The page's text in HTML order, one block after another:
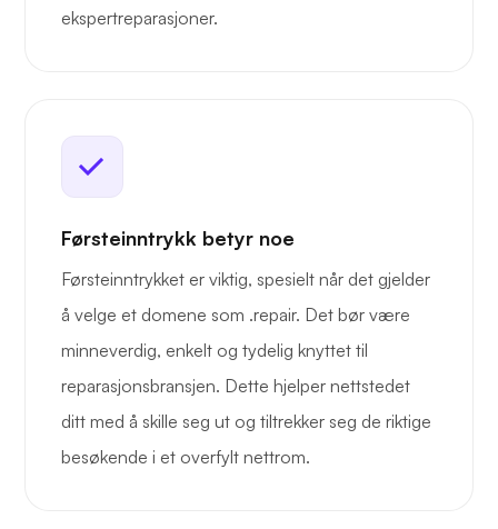
ekspertreparasjoner.
Førsteinntrykk betyr noe
Førsteinntrykket er viktig, spesielt når det gjelder
å velge et domene som .repair. Det bør være
minneverdig, enkelt og tydelig knyttet til
reparasjonsbransjen. Dette hjelper nettstedet
ditt med å skille seg ut og tiltrekker seg de riktige
besøkende i et overfylt nettrom.